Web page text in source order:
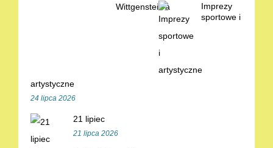
Imprezy
sportowe i
artystyczne
24 lipca 2026
21 lipiec
21 lipca 2026